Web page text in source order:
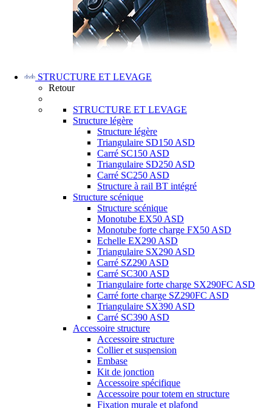
STRUCTURE ET LEVAGE
Retour
STRUCTURE ET LEVAGE
Structure légère
Structure légère
Triangulaire SD150 ASD
Carré SC150 ASD
Triangulaire SD250 ASD
Carré SC250 ASD
Structure à rail BT intégré
Structure scénique
Structure scénique
Monotube EX50 ASD
Monotube forte charge FX50 ASD
Echelle EX290 ASD
Triangulaire SX290 ASD
Carré SZ290 ASD
Carré SC300 ASD
Triangulaire forte charge SX290FC ASD
Carré forte charge SZ290FC ASD
Triangulaire SX390 ASD
Carré SC390 ASD
Accessoire structure
Accessoire structure
Collier et suspension
Embase
Kit de jonction
Accessoire spécifique
Accessoire pour totem en structure
Fixation murale et plafond